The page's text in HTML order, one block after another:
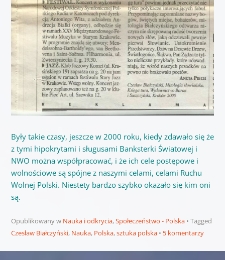
Były takie czasy, jeszcze w 2000 roku, kiedy zdawało się że
z tymi hipokrytami i sługusami Banksterki Światowej i
NWO można współpracować, i że ich cele postępowe i
wolnościowe są spójne z naszymi celami, celami Ruchu
Wolnej Polski. Niestety bardzo szybko okazało się kim oni
są.
Opublikowany w Nauka i odkrycia,Społeczeństwo - Polska
Tagged
Czesław Białczyński, Nauka, Polska,sztuka polska 5 komentarzy